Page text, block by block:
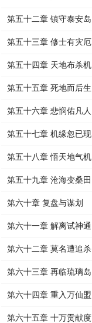
第五十二章 镇守泰安岛
第五十三章 修士有灾厄
第五十四章 天地布杀机
第五十五章 死地而后生
第五十六章 悲悯佑凡人
第五十七章 机缘忽已现
第五十八章 悟天地气机
第五十九章 沧海变桑田
第六十章 复盘与谋划
第六十一章 解离试神通
第六十二章 莫名遭追杀
第六十三章 再临琉璃岛
第六十四章 重入万仙盟
第六十五章 十万贡献度